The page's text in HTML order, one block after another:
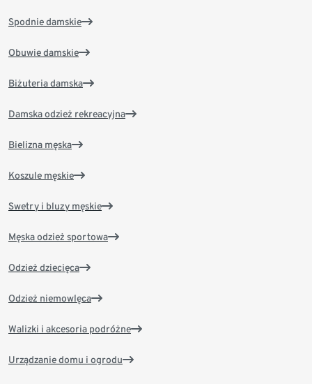
Spodnie damskie
Obuwie damskie
Biżuteria damska
Damska odzież rekreacyjna
Bielizna męska
Koszule męskie
Swetry i bluzy męskie
Męska odzież sportowa
Odzież dziecięca
Odzież niemowlęca
Walizki i akcesoria podróżne
Urządzanie domu i ogrodu